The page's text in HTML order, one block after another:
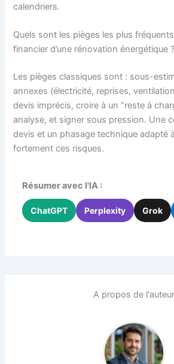
calendriers.
Quels sont les pièges les plus
financier d’une rénovation énergétique ?
Les pièges classiques sont : sous-
annexes (électricité, reprises,
devis imprécis, croire à un “reste à
analyse, et signer sous pression. Une
devis et un phasage technique adapté
fortement ces risques.
Résumer avec l'IA :
ChatGPT Perplexity Grok
A propos de l'auteur